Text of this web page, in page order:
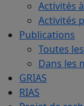
Activités
Activités
Publications
Toutes
Dans les
GRIAS
RIAS